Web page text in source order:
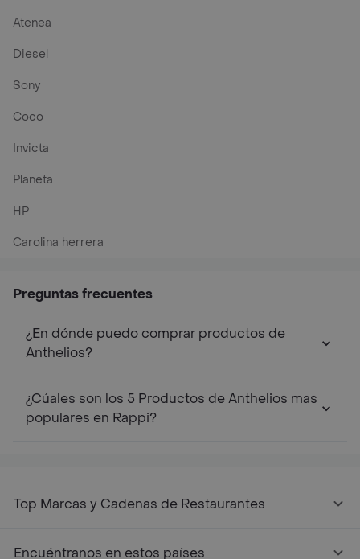
Atenea
Diesel
Sony
Coco
Invicta
Planeta
HP
Carolina herrera
Preguntas frecuentes
¿En dónde puedo comprar productos de
Anthelios?
¿Cúales son los 5 Productos de Anthelios mas
populares en Rappi?
Top Marcas y Cadenas de Restaurantes
Encuéntranos en estos países